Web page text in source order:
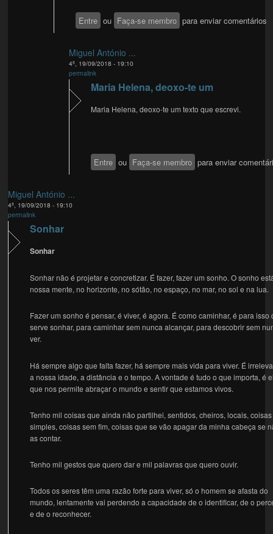
Entre ou Faça-se membro para enviar comentários
Miguel António ...
4ª, 19/09/2018 - 19:10
permalink
Maria Helena, deoxo-te um
Maria Helena, deoxo-te um texto que escrevi.
Entre ou Faça-se membro para enviar
Miguel António ...
4ª, 19/09/2018 - 19:10
permalink
Sonhar
Sonhar
Sonhar não é projetar e concretizar. É fazer, fazer um sonho. O sonho
nossa mente, no horizonte, no sótão, no espaço, no mar, no sol e na lua.
Fazer um sonho é pensar, é viver, é agora. É como caminhar, é para isso
serve sonhar, para caminhar sem nunca alcançar, para descobrir sem
ver.
Há sempre algo que falta fazer, há sempre mais vida para viver. É
a nossa idade, a distância e o tempo. A vontade é tudo o que importa, é
que nos permite abraçar o mundo e sentir que estamos vivos.
Tenho mil coisas que ainda não partilhei, sentidos, cheiros, locais, coisas
simples, coisas sem fim, coisas que se vão apagar da minha cabeça se
as contar.
Tenho mil gestos que quero dar e mil palavras que quero ouvir.
Todos os seres têm uma razão forte para viver, só o homem se afasta do
mundo, lentamente vai perdendo a capacidade de o identificar, de o
e de o reconhecer.